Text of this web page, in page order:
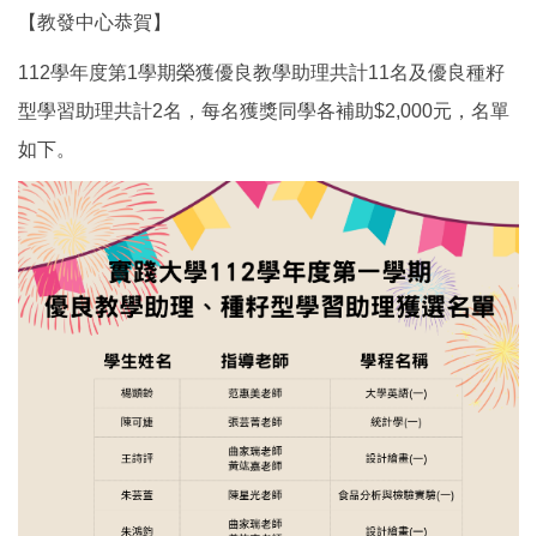
【教發中心恭賀】
112學年度第1學期榮獲優良教學助理共計11名及優良種籽
型學習助理共計2名，每名獲獎同學各補助$2,000元，名單
如下。